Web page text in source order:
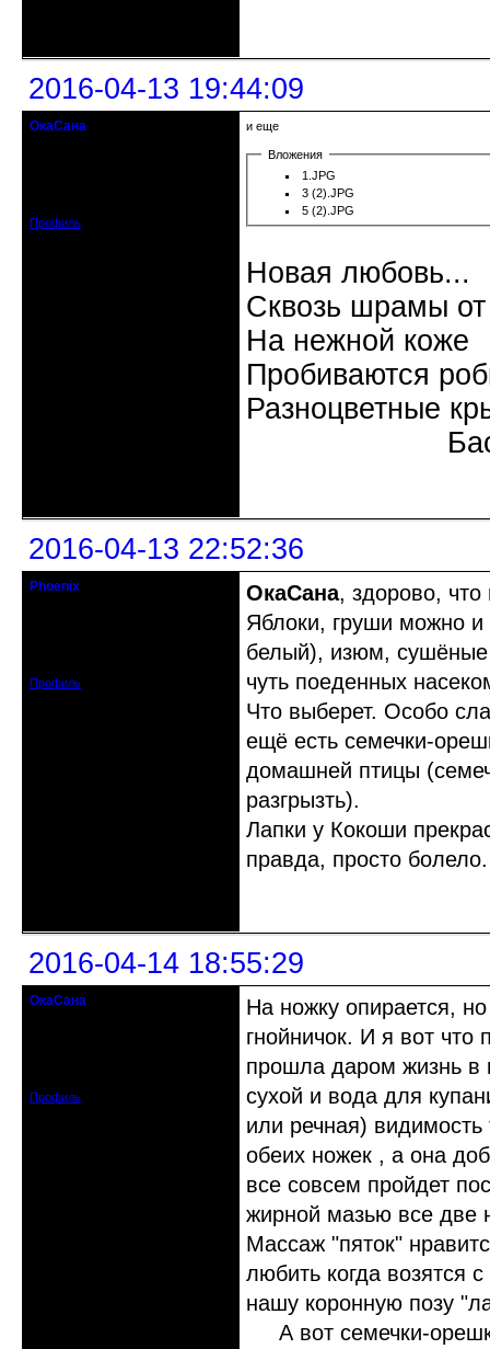
2016-04-13 19:44:09
ОкаСана
Профиль
и еще
Вложения
1.JPG
3 (2).JPG
5 (2).JPG
Новая любовь...
Сквозь шрамы
На нежной коже
Пробиваются
Разноцветные
2016-04-13 22:52:36
Phoenix
Профиль
ОкаСана, здорово,
Яблоки, груши можно и
белый), изюм, сушёные
чуть поеденных
Что выберет. Особо
ещё есть семечки-
домашней птицы
разгрызть).
Лапки у Кокоши
правда, просто болело.
2016-04-14 18:55:29
ОкаСана
Профиль
На ножку опирается,
гнойничок. И я вот
прошла даром жизнь в
сухой и вода для
или речная)
обеих ножек , а она
все совсем пройдет
жирной мазью все две
Массаж "пяток"
любить когда возятся
нашу коронную позу
А вот семечки-